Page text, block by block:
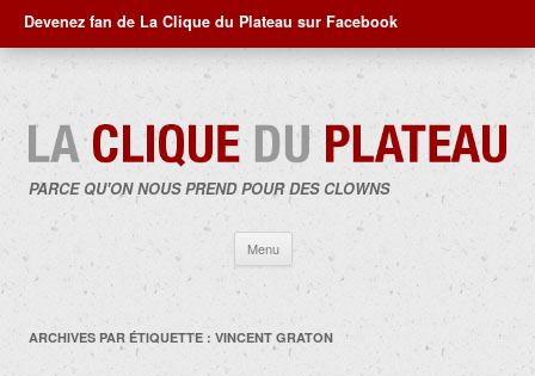
Devenez fan de La Clique du Plateau sur Facebook
PARCE QU'ON NOUS PREND POUR DES CLOWNS
Menu
contenu
ARCHIVES PAR ÉTIQUETTE : VINCENT GRATON